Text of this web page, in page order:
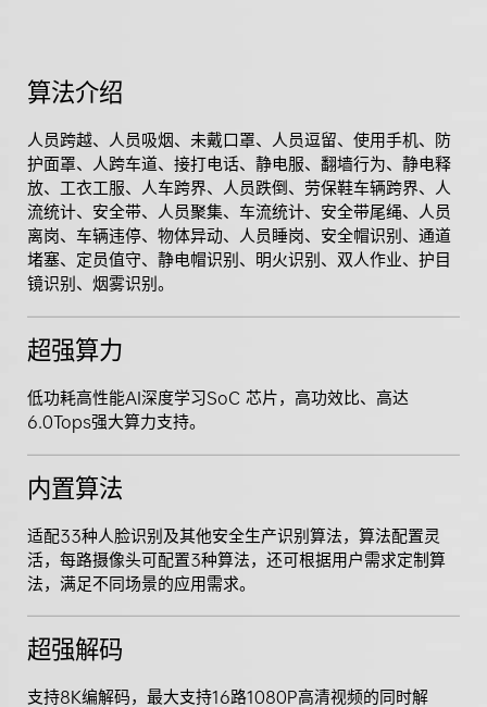
算法介绍
人员跨越、人员吸烟、未戴口罩、人员逗留、使用手机、防
护面罩、人跨车道、接打电话、静电服、翻墙行为、静电释
放、工衣工服、人车跨界、人员跌倒、劳保鞋车辆跨界、人
流统计、安全带、人员聚集、车流统计、安全带尾绳、人员
离岗、车辆违停、物体异动、人员睡岗、安全帽识别、通道
堵塞、定员值守、静电帽识别、明火识别、双人作业、护目
镜识别、烟雾识别。
超强算力
低功耗高性能AI深度学习SoC 芯片，高功效比、高达
6.0Tops强大算力支持。
内置算法
适配33种人脸识别及其他安全生产识别算法，算法配置灵
活，每路摄像头可配置3种算法，还可根据用户需求定制算
法，满足不同场景的应用需求。
超强解码
支持8K编解码，最大支持16路1080P高清视频的同时解